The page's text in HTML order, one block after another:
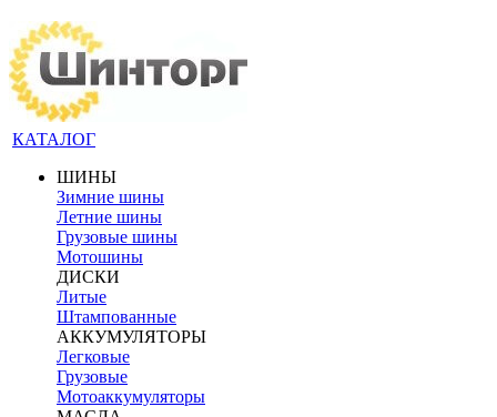
КАТАЛОГ
ШИНЫ
Зимние шины
Летние шины
Грузовые шины
Мотошины
ДИСКИ
Литые
Штампованные
АККУМУЛЯТОРЫ
Легковые
Грузовые
Мотоаккумуляторы